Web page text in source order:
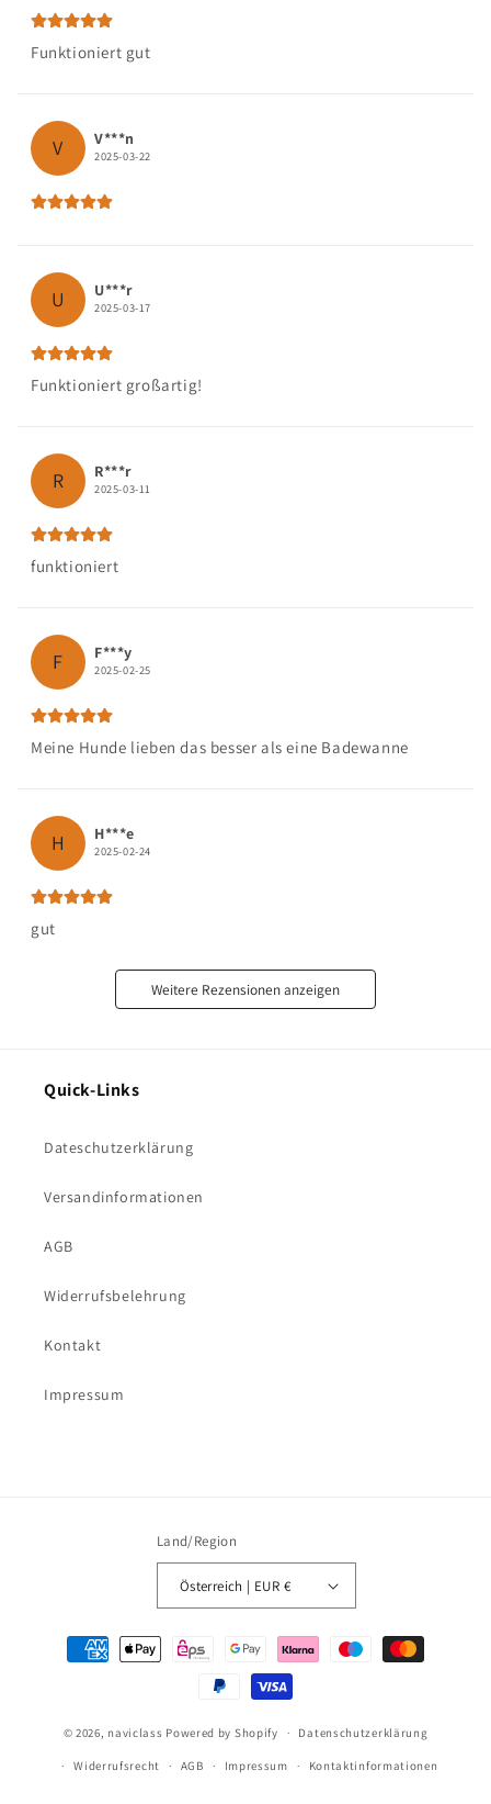
Funktioniert gut
V V***n
2025-03-22
U U***r
2025-03-17
Funktioniert großartig!
R R***r
2025-03-11
funktioniert
F F***y
2025-02-25
Meine Hunde lieben das besser als eine Badewanne
H H***e
2025-02-24
gut
Weitere Rezensionen anzeigen
Quick-Links
Dateschutzerklärung
Versandinformationen
AGB
Widerrufsbelehrung
Kontakt
Impressum
Land/Region
Österreich | EUR €
Zahlungsmethoden
© 2026, naviclass Powered by Shopify Datenschutzerklärung
Widerrufsrecht AGB Impressum Kontaktinformationen